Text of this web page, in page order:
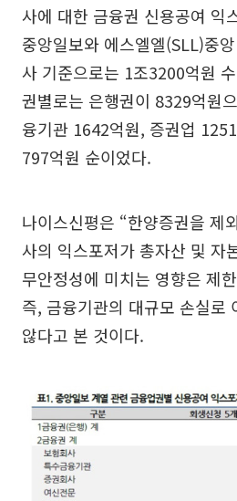
사에 대한 금융권 신용공여 익
중앙일보와 에스엘엘(SLL)중
사 기준으로는 1조3200억원
권별로는 은행권이 8329억원
융기관 1642억원, 증권업
797억원 순이었다.
나이스신평은 “한양증권을 제
사의 익스포저가 총자산 및 자
무안정성에 미치는 영향은 제
즉, 금융기관의 대규모 손실로
않다고 본 것이다.